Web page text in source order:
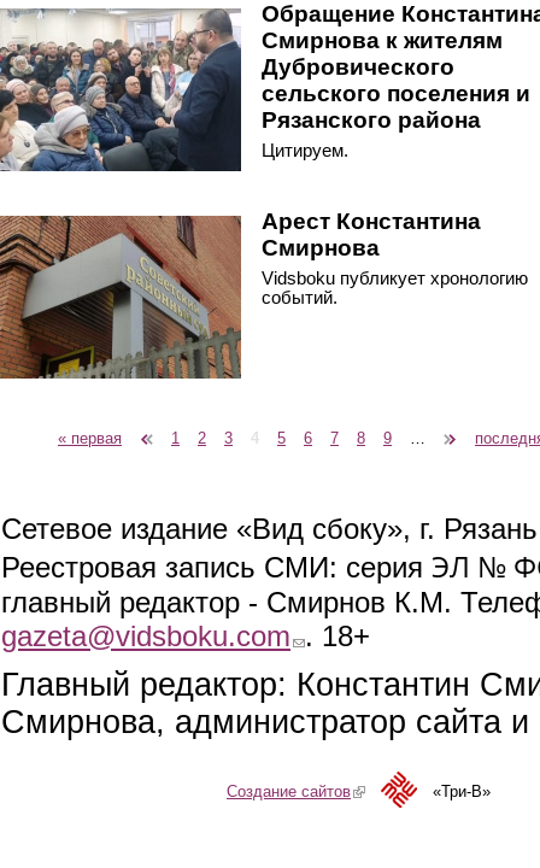
Обращение
Смирнова к жителям
Дубровического
сельского поселения и
Рязанского района
Цитируем.
Арест Константина
Смирнова
Vidsboku публикует хронологию
событий.
Страницы
« первая 1 2 3 4 5 6 7 8 9 …
Сетевое издание «Вид сбоку», г.
Реестровая запись СМИ: серия ЭЛ №
главный редактор - Смирнов К.М.
gazeta@vidsboku.com (link sends e-mail)
. 18+
Главный редактор: Константин
Смирнова, администратор сайта
Создание сайтов(link is external)«Три-В»